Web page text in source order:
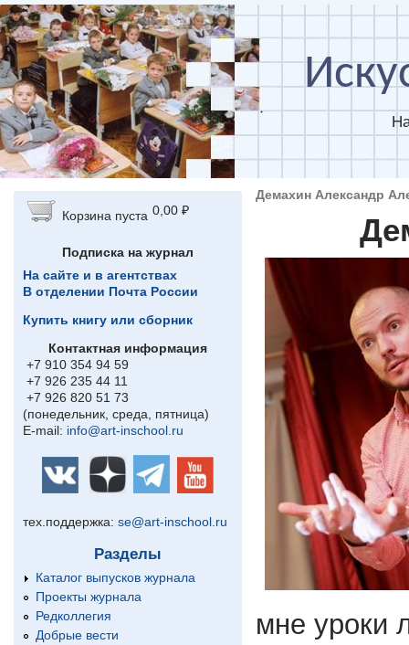
Перейти к основному содержанию
Корзина пуста 0,00 ₽
Подписка на журнал
На сайте и в агентствах
В отделении Почта России
Купить книгу или сборник
Контактная информация
+7 910 354 94 59
+7 926 235 44 11
+7 926 820 51 73
(понедельник, среда, пятница)
E-mail: info@art-inschool.ru
тех.поддержка: se@art-inschool.ru
Разделы
Каталог выпусков журнала
Проекты журнала
Редколлегия
Добрые вести
Демахин Александр
мне уроки